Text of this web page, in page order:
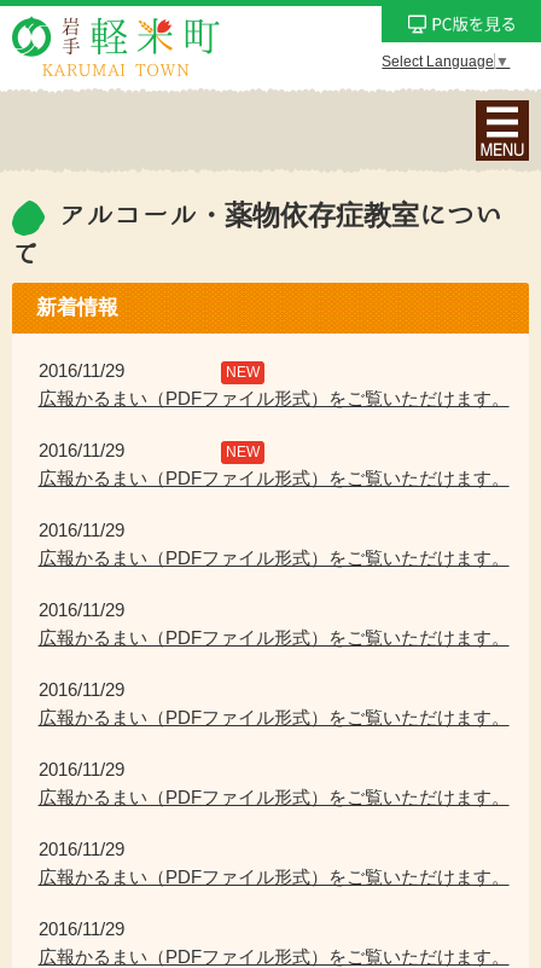
Select Language ▼
ナ
ビ
ー
ン
メ
表
アルコール・薬物依存症教室につい
て
新着情報
2016/11/29 NEW
広報かるまい（PDFファイル形式）をご覧いただけます。
2016/11/29 NEW
広報かるまい（PDFファイル形式）をご覧いただけます。
2016/11/29
広報かるまい（PDFファイル形式）をご覧いただけます。
2016/11/29
広報かるまい（PDFファイル形式）をご覧いただけます。
2016/11/29
広報かるまい（PDFファイル形式）をご覧いただけます。
2016/11/29
広報かるまい（PDFファイル形式）をご覧いただけます。
2016/11/29
広報かるまい（PDFファイル形式）をご覧いただけます。
2016/11/29
広報かるまい（PDFファイル形式）をご覧いただけます。